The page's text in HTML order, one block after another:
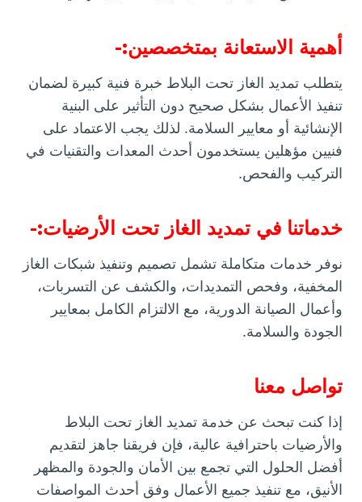
أهمية الاستعانة بمتخصصين:-
يتطلب تمديد الغاز تحت البلاط خبرة فنية كبيرة لضمان
تنفيذ الأعمال بشكل صحيح دون التأثير على البنية
الإنشائية أو معايير السلامة. لذلك يجب الاعتماد على
فنيين مؤهلين يستخدمون أحدث المعدات والتقنيات في
التركيب والفحص.
خدماتنا في تمديد الغاز تحت الأرضيات:-
نوفر خدمات متكاملة تشمل تصميم وتنفيذ شبكات الغاز
المخفية، وفحص التمديدات، والكشف عن التسربات،
وأعمال الصيانة الدورية، مع الالتزام الكامل بمعايير
الجودة والسلامة.
تواصل معنا
إذا كنت تبحث عن خدمة تمديد الغاز تحت البلاط
والأرضيات باحترافية عالية، فإن فريقنا جاهز لتقديم
أفضل الحلول التي تجمع بين الأمان والجودة والمظهر
الأنيق، مع تنفيذ جميع الأعمال وفق أحدث المواصفات